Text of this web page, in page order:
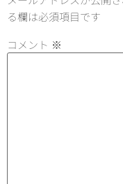
る欄は必須項目です
コメント ※